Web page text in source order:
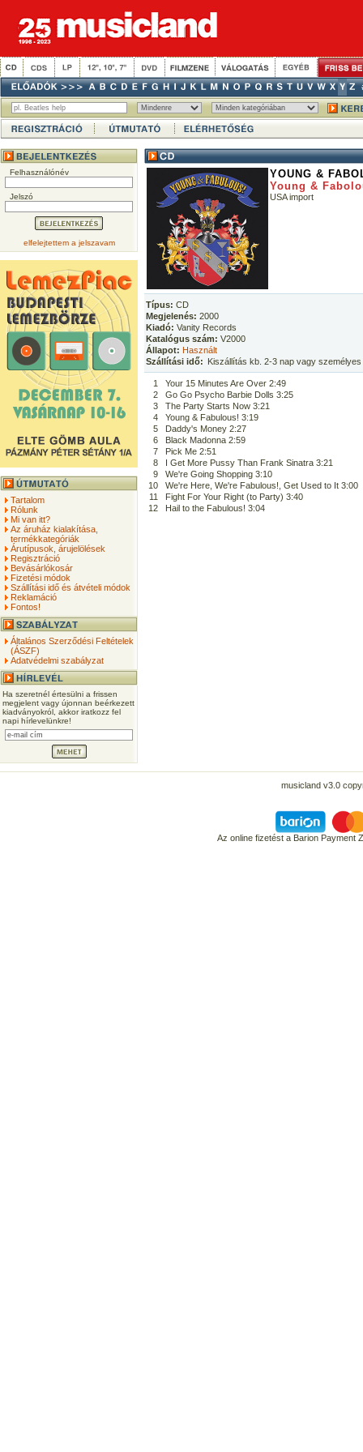
Felhasználónév
Jelszó
elfelejtettem a jelszavam
Tartalom
Rólunk
Mi van itt?
Az áruház kialakítása,
termékkategóriák
Árutípusok, árujelölések
Regisztráció
Bevásárlókosár
Fizetési módok
Szállítási idő és átvételi módok
Reklamáció
Fontos!
Általános Szerződési Feltételek
(ÁSZF)
Adatvédelmi szabályzat
Ha szeretnél értesülni a frissen
megjelent vagy újonnan beérkezett
kiadványokról, akkor iratkozz fel
napi hírlevelünkre!
YOUNG &
Young &
USA import
Típus: CD
Megjelenés: 2000
Kiadó: Vanity Records
Katalógus szám: V2000
Állapot: Használt
Szállítási idő: Kiszállítás kb. 2-3 nap vagy
1
Your 15 Minutes Are Over 2:49
2
Go Go Psycho Barbie Dolls 3:25
3
The Party Starts Now 3:21
4
Young & Fabulous! 3:19
5
Daddy's Money 2:27
6
Black Madonna 2:59
7
Pick Me 2:51
8
I Get More Pussy Than Frank Sinatra 3:21
9
We're Going Shopping 3:10
10
We're Here, We're Fabulous!, Get Used to It 3:00
11
Fight For Your Right (to Party) 3:40
12
Hail to the Fabulous! 3:04
musicland v3.0
Az online fizetést a Barion Payment